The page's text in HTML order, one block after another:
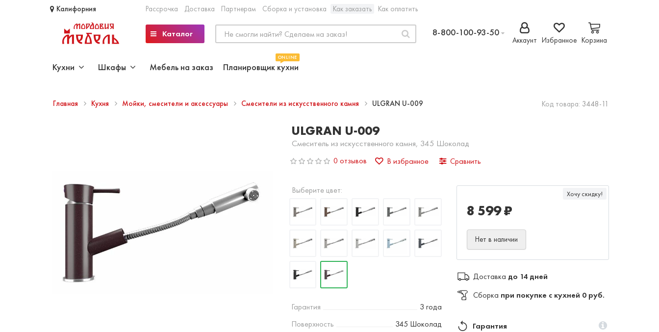
Калифорния Рассрочка Доставка Партнерам Сборка и установка Как заказать Как оплатить
Каталог 8-800-100-93-50
Аккаунт Избранное Корзина
Кухни Шкафы Мебель на заказ
ONLINE
Планировщик кухни
Главная Кухня Мойки, смесители и аксессуары Смесители из искусственного камня ULGRAN U-009 Код товара: 3448-11
ULGRAN U-009
Смеситель из искусственного камня, 345 Шоколад
0 отзывов В избранное Сравнить
Выберите цвет:
Гарантия
3 года
Поверхность
345 Шоколад
Хочу скидку!
8 599 ₽
Нет в наличии
Доставка до 14 дней
Сборка при покупке с кухней 0 руб.
Гарантия